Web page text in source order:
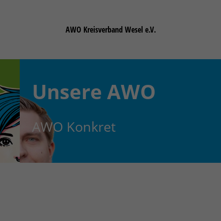
AWO Kreisverband Wesel e.V.
Unsere AWO
AWO Konkret